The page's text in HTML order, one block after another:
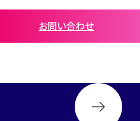
お問い合わせ